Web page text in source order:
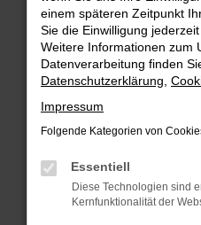
FEHLER:
Beim Laden ist ein Fehler
Hier sind ein paar Tipps,
ÜBERPRÜFE DEINE
Suchmaschine?
PRÜFE DEINE
einem späteren Zeitpunkt
Sie die Einwilligung
Weitere Informationen zum
Datenverarbeitung finden
Datenschutzerklärung
Impressum
Folgende Kategorien von
Essentiell
Diese Technologien sind
Kernfunktionalität der